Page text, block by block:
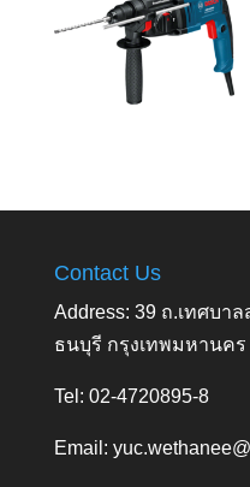
Contact Us
Address: 39 ถ.เทศบา
ธนบุรี กรุงเทพมหานคร
Tel: 02-4720895-8
Email: